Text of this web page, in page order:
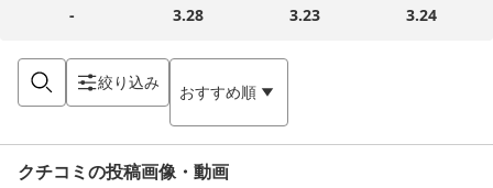
- 3.28 3.23 3.24
絞り込み おすすめ順
クチコミの投稿画像・動画